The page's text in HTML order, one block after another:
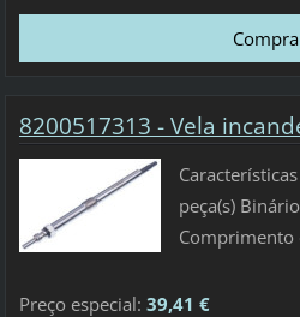
8200517313 - Vela
peça(s)
Comprimento
Preço especial: 39,41 €